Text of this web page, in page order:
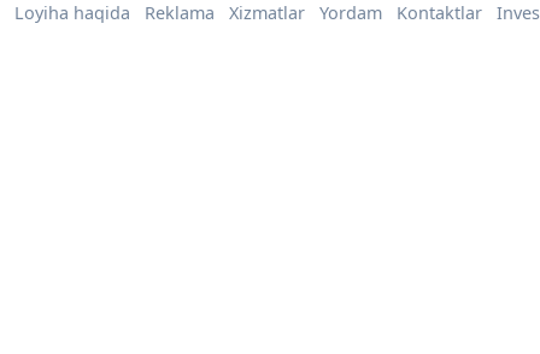
Loyiha haqida Reklama Xizmatlar Yordam Kontaktlar